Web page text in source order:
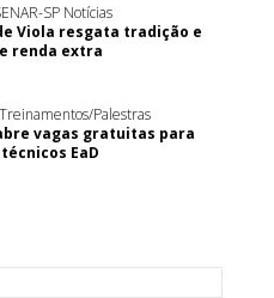
SP Notícias
Viola resgata tradição e
renda extra
Palestras
vagas gratuitas para
EaD